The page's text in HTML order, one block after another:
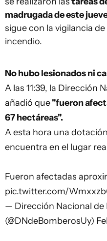
madrugada de este
sigue con la vigilancia
incendio.
No hubo lesionados ni
A las 11:39, la Dirección
añadió que"fueron
67 hectáreas".
A esta hora una
encuentra en el lugar
Fueron afectadas
pic.twitter.com/
— Dirección Nacional de
(@DNdeBomberosUy)